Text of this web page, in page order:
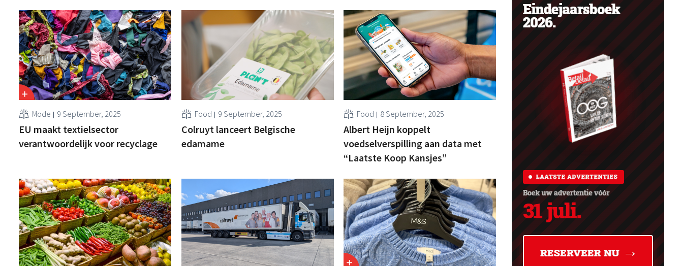
Mode 9 September, 2025
EU maakt textielsector
verantwoordelijk voor recyclage
Food 9 September, 2025
Colruyt lanceert Belgische
edamame
Food 8 September, 2025
Albert Heijn koppelt
voedselverspilling aan data met
“Laatste Koop Kansjes”